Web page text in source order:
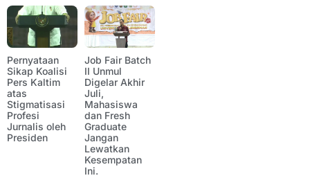
Pernyataan
Sikap Koalisi
Pers Kaltim
atas
Stigmatisasi
Profesi
Jurnalis oleh
Presiden
Job Fair Batch
II Unmul
Digelar Akhir
Juli,
Mahasiswa
dan Fresh
Graduate
Jangan
Lewatkan
Kesempatan
Ini.